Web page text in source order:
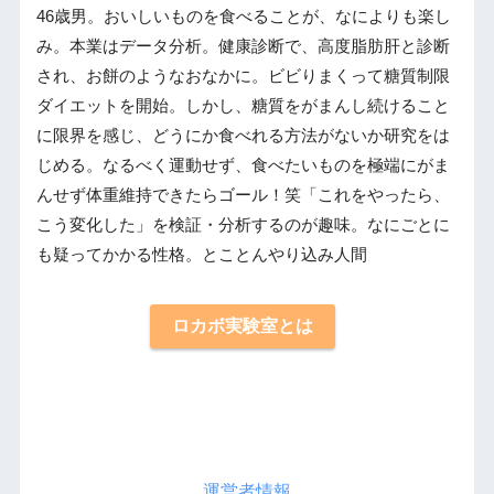
46歳男。おいしいものを食べることが、なによりも楽し
み。本業はデータ分析。健康診断で、高度脂肪肝と診断
され、お餅のようなおなかに。ビビりまくって糖質制限
ダイエットを開始。しかし、糖質をがまんし続けること
に限界を感じ、どうにか食べれる方法がないか研究をは
じめる。なるべく運動せず、食べたいものを極端にがま
んせず体重維持できたらゴール！笑「これをやったら、
こう変化した」を検証・分析するのが趣味。なにごとに
も疑ってかかる性格。とことんやり込み人間
ロカボ実験室とは